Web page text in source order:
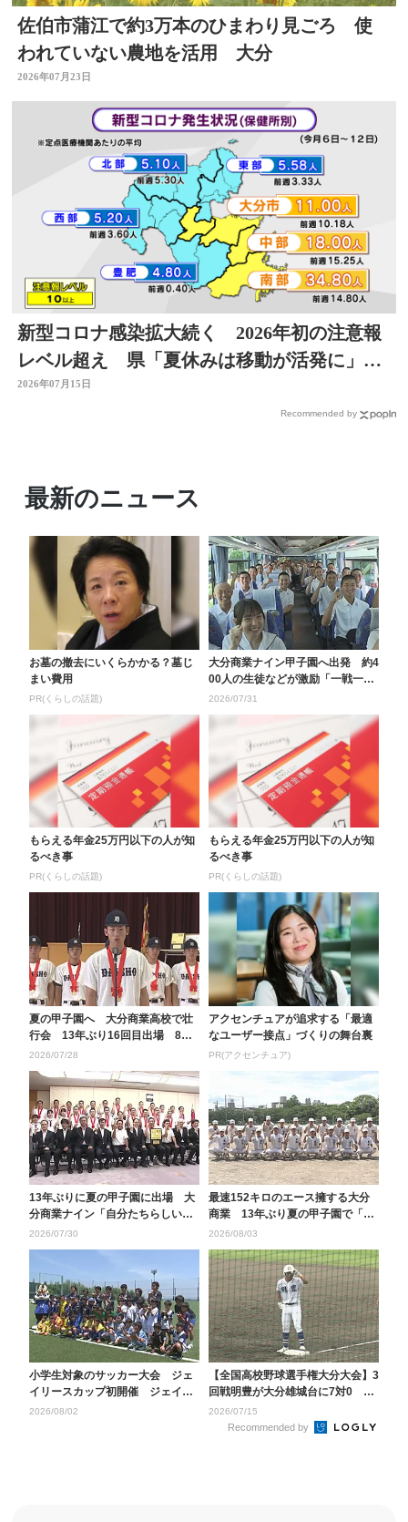
佐伯市蒲江で約3万本のひまわり見ごろ 使
われていない農地を活用 大分
2026年07月23日
新型コロナ感染拡大続く 2026年初の注意報
レベル超え 県「夏休みは移動が活発に」感
染対策を 大分
2026年07月15日
Recommended by
最新のニュース
お墓の撤去にいくらかかる？墓じ
まい費用
PR(くらしの話題)
大分商業ナイン甲子園へ出発 約4
00人の生徒などが激励「一戦一戦
を大事に優勝をつ...
2026/07/31
もらえる年金25万円以下の人が知
るべき事
PR(くらしの話題)
もらえる年金25万円以下の人が知
るべき事
PR(くらしの話題)
夏の甲子園へ 大分商業高校で壮
行会 13年ぶり16回目出場 8月5
日に開幕
2026/07/28
アクセンチュアが追求する「最適
なユーザー接点」づくりの舞台裏
PR(アクセンチュア)
13年ぶりに夏の甲子園に出場 大
分商業ナイン「自分たちらしい野
球を」知事に活躍を...
2026/07/30
最速152キロのエース擁する大分
商業 13年ぶり夏の甲子園で「ベ
スト4狙う」8日...
2026/08/03
小学生対象のサッカー大会 ジェ
イリースカップ初開催 ジェイリ
ースFCの選手と交流...
2026/08/02
【全国高校野球選手権大分大会】3
回戦明豊が大分雄城台に7対0 大
分上野丘は竹田に...
2026/07/15
Recommended by